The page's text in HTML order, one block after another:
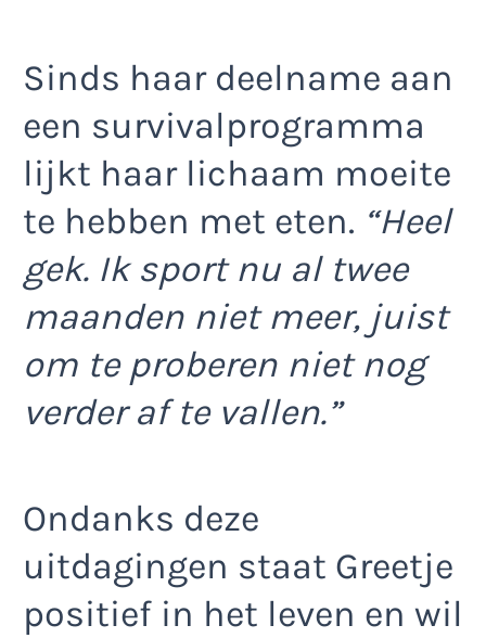
Sinds haar deelname aan
een survivalprogramma
lijkt haar lichaam moeite
te hebben met eten. “Heel
gek. Ik sport nu al twee
maanden niet meer, juist
om te proberen niet nog
verder af te vallen.”
Ondanks deze
uitdagingen staat Greetje
positief in het leven en wil